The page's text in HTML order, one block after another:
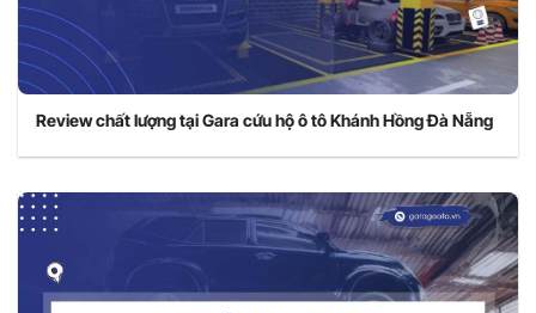
Review chất lượng tại Gara cứu hộ ô tô Khánh Hồng Đà Nẵng